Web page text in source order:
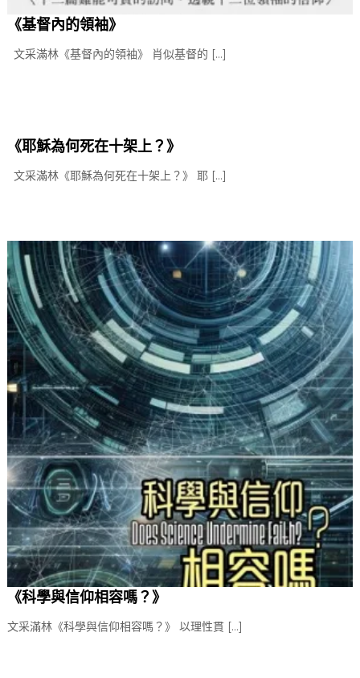
《基督內的領袖》
文采滿林《基督內的領袖》 肖似基督的 […]
《耶穌為何死在十架上？》
文采滿林《耶穌為何死在十架上？》 耶 […]
《科學與信仰相容嗎？》
文采滿林《科學與信仰相容嗎？》 以理性貫 […]